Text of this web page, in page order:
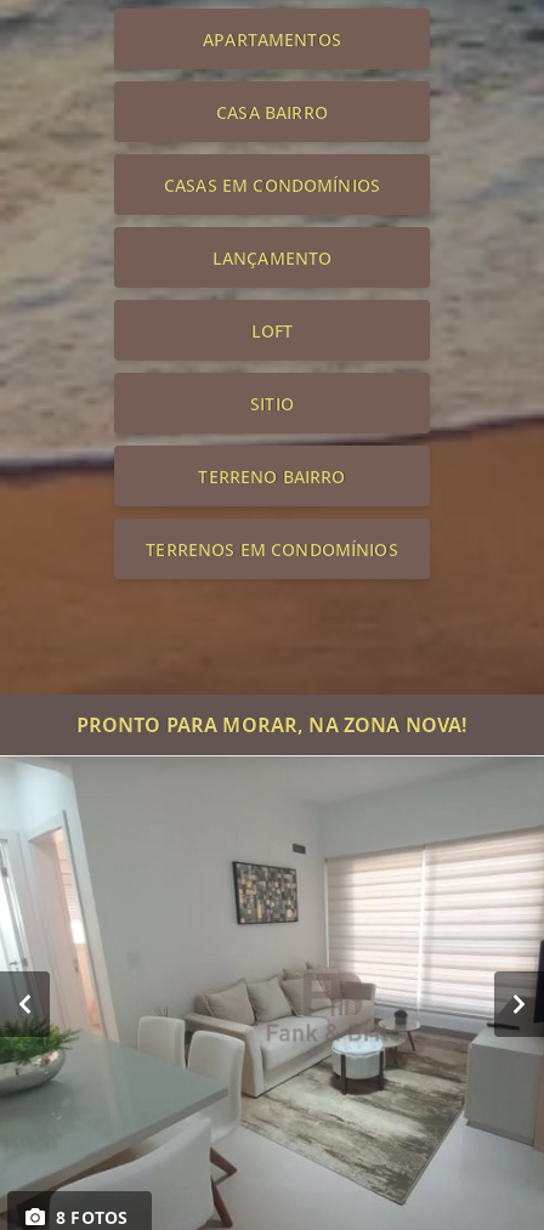
APARTAMENTOS
CASA BAIRRO
CASAS EM CONDOMÍNIOS
LANÇAMENTO
LOFT
SITIO
TERRENO BAIRRO
TERRENOS EM CONDOMÍNIOS
PRONTO PARA MORAR, NA ZONA NOVA!
8 FOTOS